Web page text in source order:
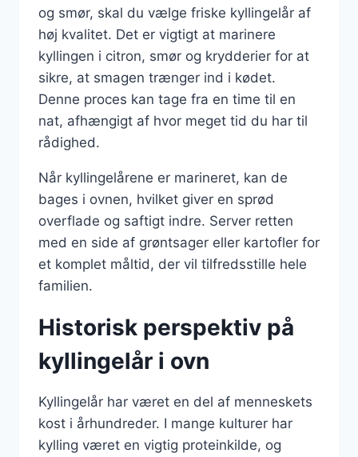
og smør, skal du vælge friske kyllingelår af
høj kvalitet. Det er vigtigt at marinere
kyllingen i citron, smør og krydderier for at
sikre, at smagen trænger ind i kødet.
Denne proces kan tage fra en time til en
nat, afhængigt af hvor meget tid du har til
rådighed.
Når kyllingelårene er marineret, kan de
bages i ovnen, hvilket giver en sprød
overflade og saftigt indre. Server retten
med en side af grøntsager eller kartofler for
et komplet måltid, der vil tilfredsstille hele
familien.
Historisk perspektiv på
kyllingelår i ovn
Kyllingelår har været en del af menneskets
kost i århundreder. I mange kulturer har
kylling været en vigtig proteinkilde, og